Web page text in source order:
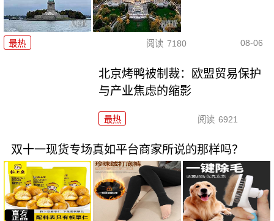
最热 阅读 7180 08-06
北京烤鸭被制裁：欧盟贸易保护
与产业焦虑的缩影
最热 阅读 6921
双十一现货专场真如平台商家所说的那样吗？